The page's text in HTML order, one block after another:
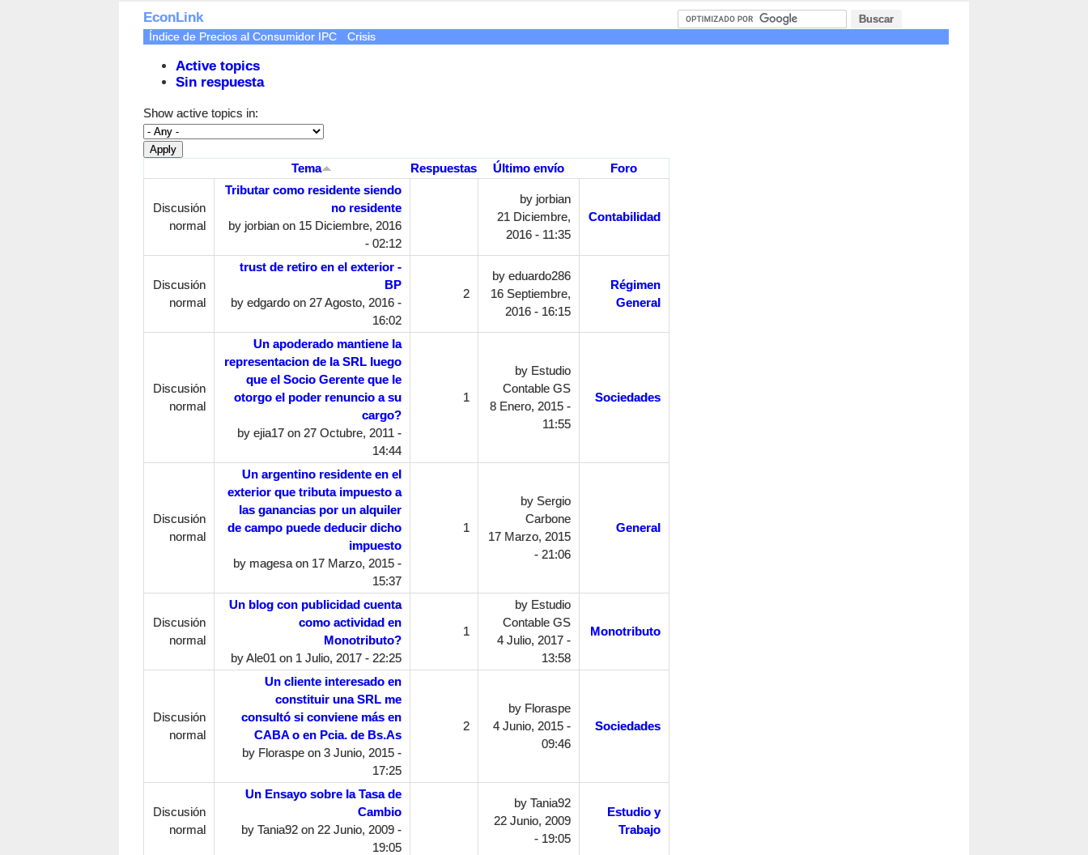
EconLink
Active topics
Sin respuesta
Índice de Precios al Consumidor IPC Crisis
Show active topics in:
Tema Respuestas Último envío Foro
Discusión
normal
Tributar como residente siendo
no residente
by jorbianon 15 Diciembre, 2016
- 02:12
by jorbian
21 Diciembre,
2016 - 11:35
Contabilidad
Discusión
normal
trust de retiro en el exterior -
BP
by edgardoon 27 Agosto, 2016 -
16:02
2
by eduardo286
16 Septiembre,
2016 - 16:15
Régimen
General
Discusión
normal
Un apoderado mantiene la
representacion de la SRL luego
que el Socio Gerente que le
otorgo el poder renuncio a su
cargo?
by ejia17on 27 Octubre, 2011 -
14:44
1
by Estudio
Contable GS
8 Enero, 2015 -
11:55
Sociedades
Discusión
normal
Un argentino residente en el
exterior que tributa impuesto a
las ganancias por un alquiler
de campo puede deducir dicho
impuesto
by magesaon 17 Marzo, 2015 -
15:37
1
by Sergio
Carbone
17 Marzo, 2015
- 21:06
General
Discusión
normal
Un blog con publicidad cuenta
como actividad en
Monotributo?
byAle01on 1 Julio, 2017 - 22:25
1
by Estudio
Contable GS
4 Julio, 2017 -
13:58
Monotributo
Discusión
normal
Un cliente interesado en
constituir una SRL me
consultó si conviene más en
CABA o en Pcia. de Bs.As
by Floraspeon 3 Junio, 2015 -
17:25
2
by Floraspe
4 Junio, 2015 -
09:46
Sociedades
Discusión
normal
Un Ensayo sobre la Tasa de
Cambio
by Tania92on 22 Junio, 2009 -
19:05
by Tania92
22 Junio, 2009
- 19:05
Estudio y
Trabajo